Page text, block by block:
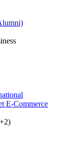
E-Commerce